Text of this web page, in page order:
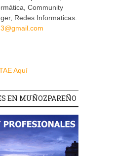
Community
Redes Informaticas.
Aquí
EN MUÑOZPAREÑO